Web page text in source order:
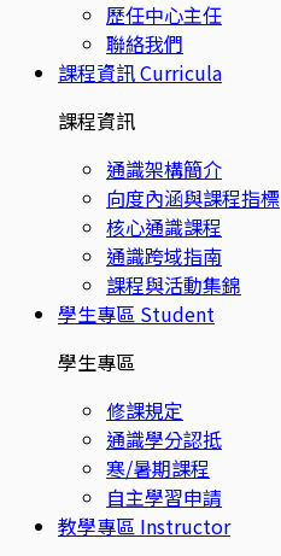
歷任中心主任
聯絡我們
課程資訊Curricula
課程資訊
通識架構簡介
向度內涵與課程指標
核心通識課程
通識跨域指南
課程與活動集錦
學生專區 Student
學生專區
修課規定
通識學分認抵
寒/暑期課程
自主學習申請
教學專區 Instructor